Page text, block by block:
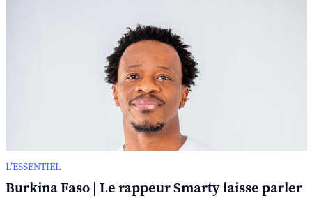
L’ESSENTIEL
Burkina Faso | Le rappeur Smarty laisse parler